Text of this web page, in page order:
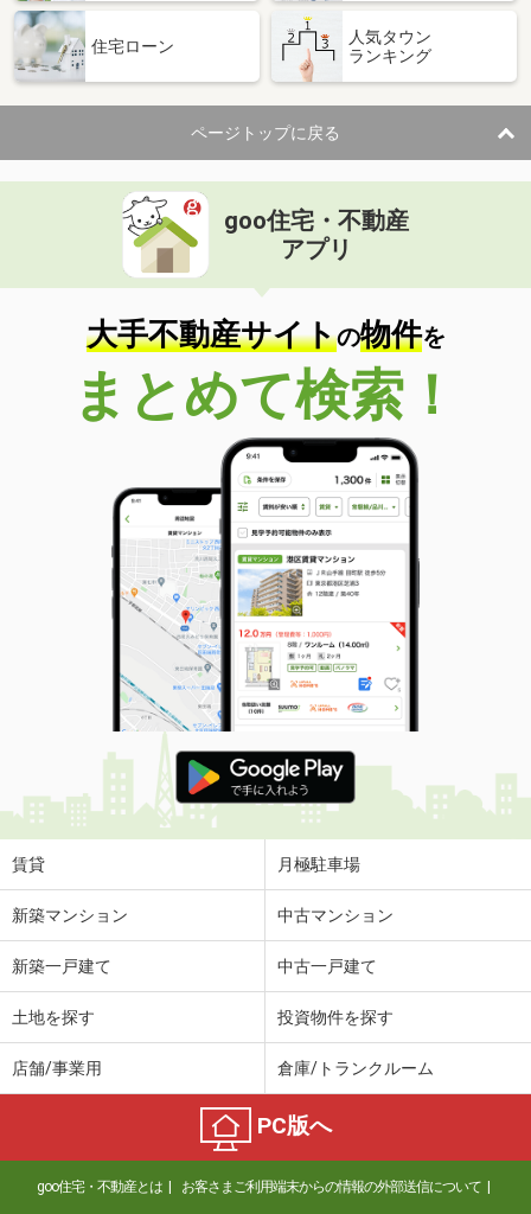
住宅ローン
人気タウン
ランキング
ページトップに戻る
goo住宅・不動産
アプリ
大手不動産サイトの物件を
まとめて検索！
賃貸 月極駐車場
新築マンション 中古マンション
新築一戸建て 中古一戸建て
土地を探す 投資物件を探す
店舗/事業用 倉庫/トランクルーム
PC版へ
goo住宅・不動産とは お客さまご利用端末からの情報の外部送信について